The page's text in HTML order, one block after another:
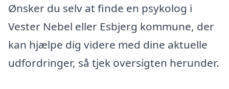
Ønsker du selv at finde en psykolog i
Vester Nebel eller Esbjerg kommune, der
kan hjælpe dig videre med dine aktuelle
udfordringer, så tjek oversigten herunder.